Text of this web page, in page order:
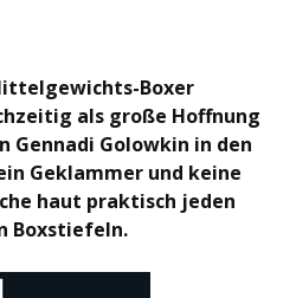
Boxer
als große Hoffnung
Gennadi Golowkin in den
Geklammer und keine
haut praktisch jeden
Boxstiefeln.